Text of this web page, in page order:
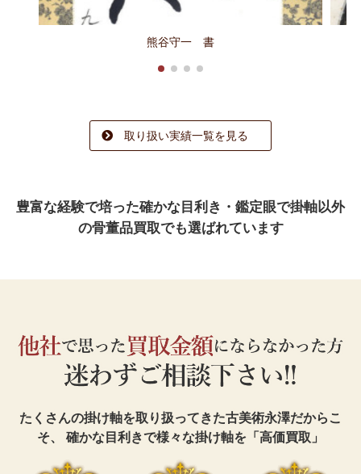
熊谷守一 書
取り扱い実績一覧を見る
豊富な経験で培った確かな目利き・鑑定眼で掛軸以外
の骨董品買取でも選ばれています
たくさんの掛け軸を取り扱ってきた古美術永澤だからこ
そ、 確かな目利きで様々な掛け軸を「高価買取」